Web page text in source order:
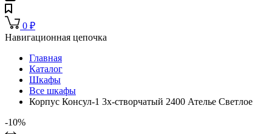
0 ₽
Навигационная цепочка
Главная
Каталог
Шкафы
Все шкафы
Корпус Консул-1 3х-створчатый 2400 Ателье Светлое
-10%